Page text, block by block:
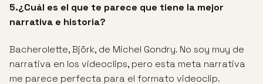
5.¿Cuál es el que te parece que tiene la mejor
narrativa e historia?
Bacherolette, Björk, de Michel Gondry. No soy muy de
narrativa en los videoclips, pero esta meta narrativa
me parece perfecta para el formato videoclip.